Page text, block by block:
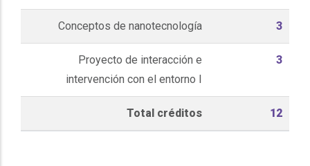
Conceptos de nanotecnología 3
Proyecto de interacción e
intervención con el entorno I
3
Total créditos 12